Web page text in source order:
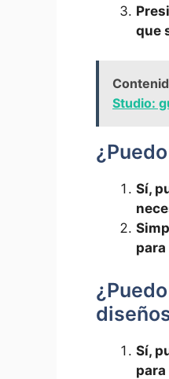
que
Studio:
Sí,
para
Sí,